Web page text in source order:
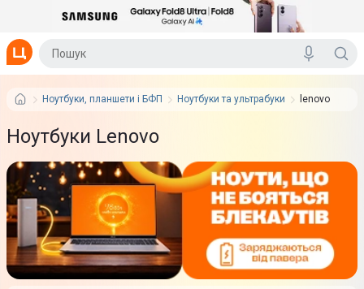
Ноутбуки, планшети і БФП Ноутбуки та ультрабуки lenovo
Ноутбуки Lenovo